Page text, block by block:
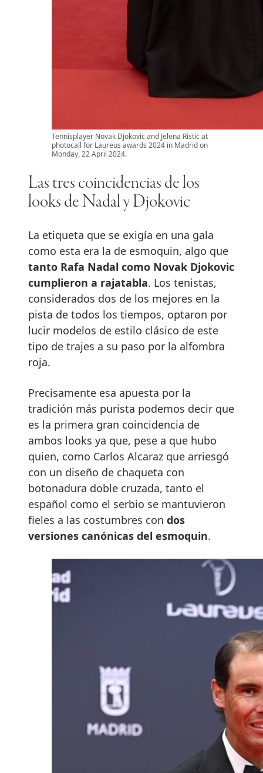
Tennisplayer Novak Djokovic and Jelena Ristic at
photocall for Laureus awards 2024 in Madrid on
Monday, 22 April 2024.
Las tres coincidencias de los
looks de Nadal y Djokovic
La etiqueta que se exigía en una gala
como esta era la de esmoquin, algo que
tanto Rafa Nadal como Novak Djokovic
cumplieron a rajatabla. Los tenistas,
considerados dos de los mejores en la
pista de todos los tiempos, optaron por
lucir modelos de estilo clásico de este
tipo de trajes a su paso por la alfombra
roja.
Precisamente esa apuesta por la
tradición más purista podemos decir que
es la primera gran coincidencia de
ambos looks ya que, pese a que hubo
quien, como Carlos Alcaraz que arriesgó
con un diseño de chaqueta con
botonadura doble cruzada, tanto el
español como el serbio se mantuvieron
fieles a las costumbres con dos
versiones canónicas del esmoquin.